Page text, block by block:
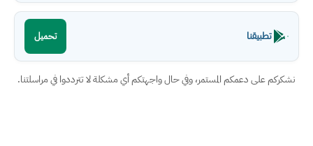
تطبيقنا تحميل
نشكركم على دعمكم المستمر، وفي حال واجهتكم أي مشكلة لا تترددوا في مراسلتنا.